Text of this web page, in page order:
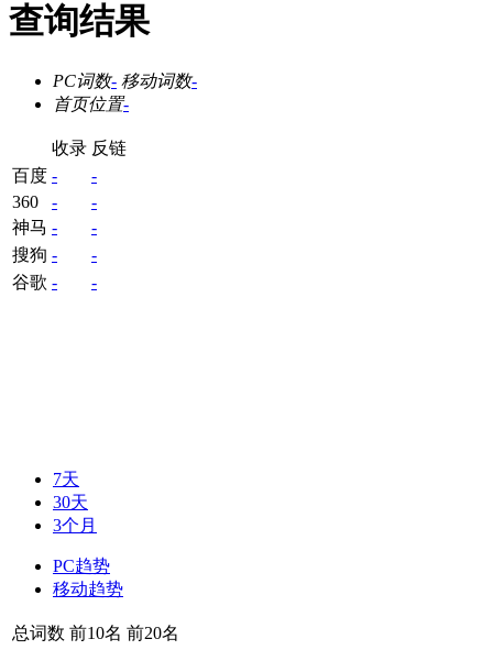
查询结果
PC词数- 移动词数-
首页位置-
收录 反链
百度 -
-
360
-
-
神马 -
-
搜狗 -
-
谷歌 - -
7天
30天
3个月
PC趋势
移动趋势
总词数 前10名 前20名